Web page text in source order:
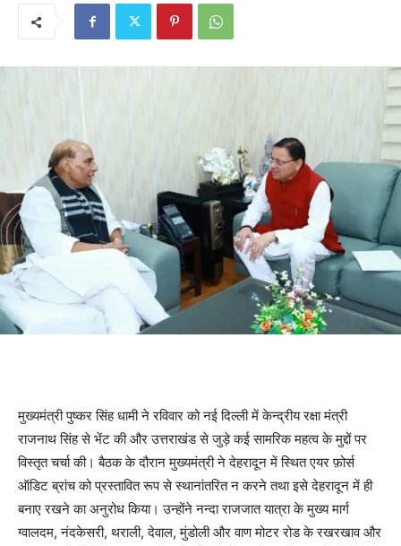
मुख्यमंत्री पुष्कर सिंह धामी ने रविवार को नई दिल्ली में केन्द्रीय रक्षा मंत्री
राजनाथ सिंह से भेंट की और उत्तराखंड से जुड़े कई सामरिक महत्व के मुद्दों पर
विस्तृत चर्चा की। बैठक के दौरान मुख्यमंत्री ने देहरादून में स्थित एयर फ़ोर्स
ऑडिट ब्रांच को प्रस्तावित रूप से स्थानांतरित न करने तथा इसे देहरादून में ही
बनाए रखने का अनुरोध किया। उन्होंने नन्दा राजजात यात्रा के मुख्य मार्ग
ग्वालदम, नंदकेसरी, थराली, देवाल, मुंडोली और वाण मोटर रोड के रखरखाव और